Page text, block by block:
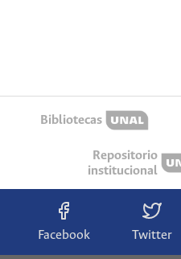
Bibliotecas
Repositorio
institucional
Facebook Twitter